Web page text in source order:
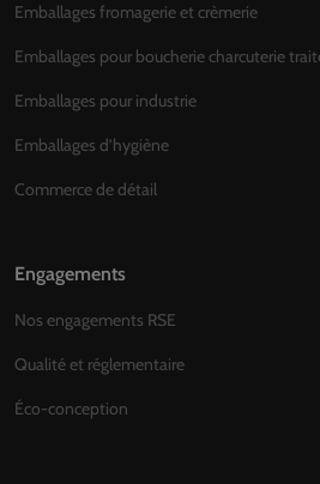
Emballages fromagerie et crèmerie
Emballages pour boucherie charcuterie
Emballages pour industrie
Emballages d’hygiène
Commerce de détail
Engagements
Nos engagements RSE
Qualité et réglementaire
Éco-conception